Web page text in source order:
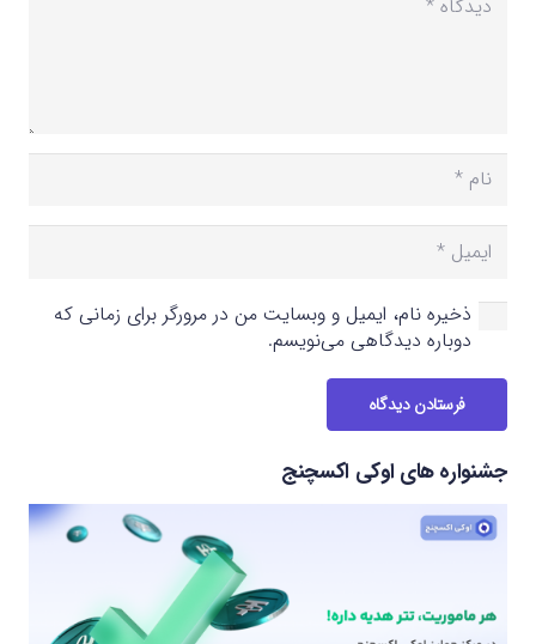
ذخیره نام، ایمیل و وبسایت من در مرورگر برای زمانی که
دوباره دیدگاهی می‌نویسم.
فرستادن دیدگاه
جشنواره های اوکی اکسچنج